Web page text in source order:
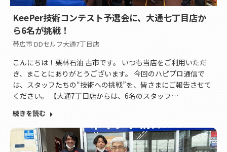
KeePer技術コンテスト予選会に、大通七丁目店か
ら6名が挑戦！
帯広市 DDセルフ大通7丁目店
こんにちは！栗林石油 古市です。 いつも当店をご利用いただ
き、まことにありがとうございます。 今回のハピプロ通信で
は、スタッフたちの“技術への挑戦”を、皆さまにご報告させて
ください。 【大通7丁目店からは、6名のスタッフ…
続きを読む